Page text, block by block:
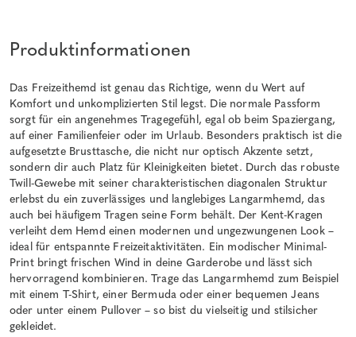
Produktinformationen
Das Freizeithemd ist genau das Richtige, wenn du Wert auf
Komfort und unkomplizierten Stil legst. Die normale Passform
sorgt für ein angenehmes Tragegefühl, egal ob beim Spaziergang,
auf einer Familienfeier oder im Urlaub. Besonders praktisch ist die
aufgesetzte Brusttasche, die nicht nur optisch Akzente setzt,
sondern dir auch Platz für Kleinigkeiten bietet. Durch das robuste
Twill-Gewebe mit seiner charakteristischen diagonalen Struktur
erlebst du ein zuverlässiges und langlebiges Langarmhemd, das
auch bei häufigem Tragen seine Form behält. Der Kent-Kragen
verleiht dem Hemd einen modernen und ungezwungenen Look –
ideal für entspannte Freizeitaktivitäten. Ein modischer Minimal-
Print bringt frischen Wind in deine Garderobe und lässt sich
hervorragend kombinieren. Trage das Langarmhemd zum Beispiel
mit einem T-Shirt, einer Bermuda oder einer bequemen Jeans
oder unter einem Pullover – so bist du vielseitig und stilsicher
gekleidet.